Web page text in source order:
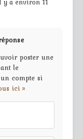
poster une
le
compte si
ici »